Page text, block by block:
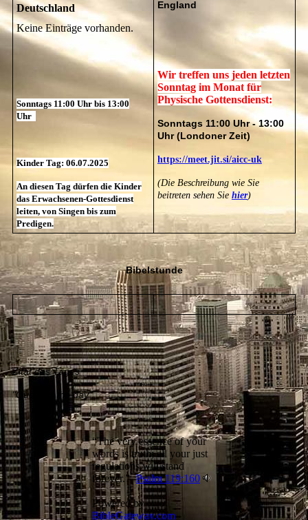
Deutschland
Keine Einträge vorhanden.
Sonntags 11:00 Uhr bis 13:00
Uhr
Kinder Tag: 06.07.2025
An diesen Tag dürfen die Kinder
das Erwachsenen-Gottesdienst
leiten, von Singen bis zum
Predigen.
England
Wir treffen uns jeden letzten
Sonntag im Monat für
Physische Gottensdienst:
Sonntags 11:00 Uhr - 13:00
Uhr (Londoner Zeit)
https://meet.jit.si/aicc-uk
(Die Beschreibung wie Sie
beitreten sehen Sie hier)
Bibelstunde
Zitat des Tages
"Quote of the day"